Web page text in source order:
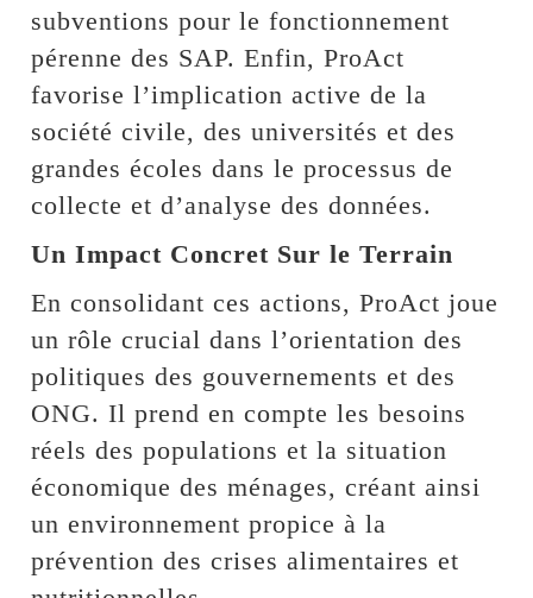
subventions pour le fonctionnement
pérenne des SAP. Enfin, ProAct
favorise l’implication active de la
société civile, des universités et des
grandes écoles dans le processus de
collecte et d’analyse des données.
Un Impact Concret Sur le Terrain
En consolidant ces actions, ProAct joue
un rôle crucial dans l’orientation des
politiques des gouvernements et des
ONG. Il prend en compte les besoins
réels des populations et la situation
économique des ménages, créant ainsi
un environnement propice à la
prévention des crises alimentaires et